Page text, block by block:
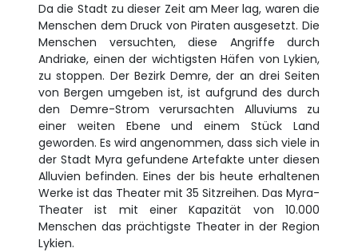
Da die Stadt zu dieser Zeit am Meer lag, waren die
Menschen dem Druck von Piraten ausgesetzt. Die
Menschen versuchten, diese Angriffe durch
Andriake, einen der wichtigsten Häfen von Lykien,
zu stoppen. Der Bezirk Demre, der an drei Seiten
von Bergen umgeben ist, ist aufgrund des durch
den Demre-Strom verursachten Alluviums zu
einer weiten Ebene und einem Stück Land
geworden. Es wird angenommen, dass sich viele in
der Stadt Myra gefundene Artefakte unter diesen
Alluvien befinden. Eines der bis heute erhaltenen
Werke ist das Theater mit 35 Sitzreihen. Das Myra-
Theater ist mit einer Kapazität von 10.000
Menschen das prächtigste Theater in der Region
Lykien.